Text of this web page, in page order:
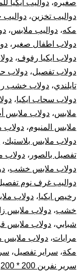
صغيره، دواليب ايكيا
دواليب تخزين،
مكه، دواليب ملابس،
دولاب اطفال صغير ،
دولاب ايكيا رفوف،
دولاب تفصيل، دولاب
تايلندي، دولاب خشب
دولاب سحاب ايكيا،
ملابس، دولاب ملابس
ملابس المنيوم، دولاب
دولاب ملابس بلاستيك،
تفصيل بالصور ، دولاب
دولاب ملابس خشب،
دواليب غرف نوم
رخيص ايكيا، دولاب
خشب، دولاب ملابس
شبابي، دولاب ملابس
مرايات، دولاب ملابس
مكة، سراير تفصيل،
سرير نفرين 200 * 200